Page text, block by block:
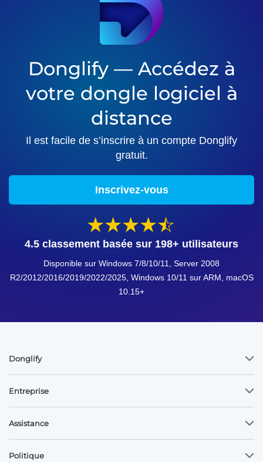
Donglify — Accédez à
votre dongle logiciel à
distance
Il est facile de s’inscrire à un compte Donglify
gratuit.
Inscrivez-vous
4.5 classement basée sur 198+ utilisateurs
Disponible sur Windows 7/8/10/11, Server 2008
R2/2012/2016/2019/2022/2025, Windows 10/11 sur ARM, macOS
10.15+
Donglify
Entreprise
Assistance
Politique